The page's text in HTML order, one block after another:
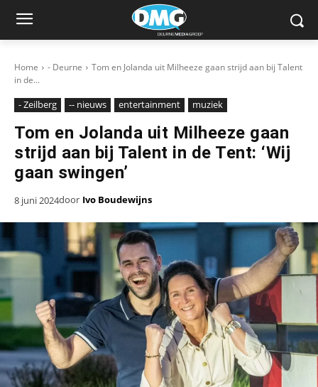
Home - Deurne
Tom en Jolanda uit Milheeze gaan strijd aan bij Talent
in de...
- Zeilberg -- nieuws entertainment muziek
Tom en Jolanda uit Milheeze gaan
strijd aan bij Talent in de Tent: ‘Wij
gaan swingen’
8 juni 2024door Ivo Boudewijns